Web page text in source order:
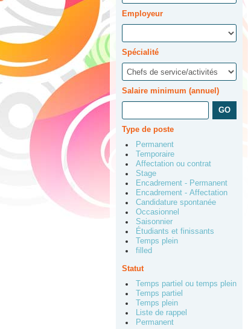
Employeur
Spécialité
Salaire minimum (annuel)
Type de poste
Permanent
Temporaire
Affectation ou contrat
Stage
Encadrement - Permanent
Encadrement - Affectation
Candidature spontanée
Occasionnel
Saisonnier
Étudiants et finissants
Temps plein
filled
Statut
Temps partiel ou temps plein
Temps partiel
Temps plein
Liste de rappel
Permanent